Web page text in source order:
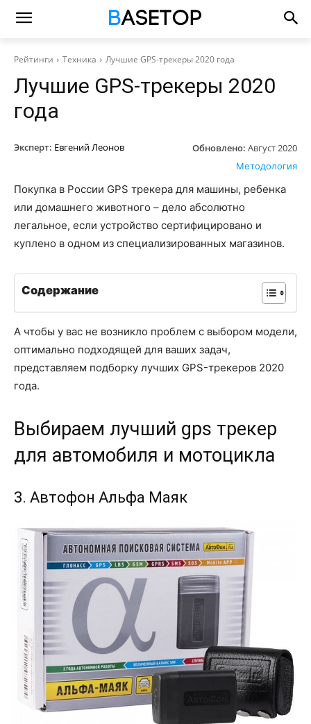
Рейтинги Техника Лучшие GPS-трекеры 2020 года
Лучшие GPS-трекеры 2020
года
Эксперт: Евгений Леонов Обновлено: Август 2020
Методология
Покупка в России GPS трекера для машины, ребенка
или домашнего животного – дело абсолютно
легальное, если устройство сертифицировано и
куплено в одном из специализированных магазинов.
Содержание
А чтобы у вас не возникло проблем с выбором модели,
оптимально подходящей для ваших задач,
представляем подборку лучших GPS-трекеров 2020
года.
Выбираем лучший gps трекер
для автомобиля и мотоцикла
3. Автофон Альфа Маяк